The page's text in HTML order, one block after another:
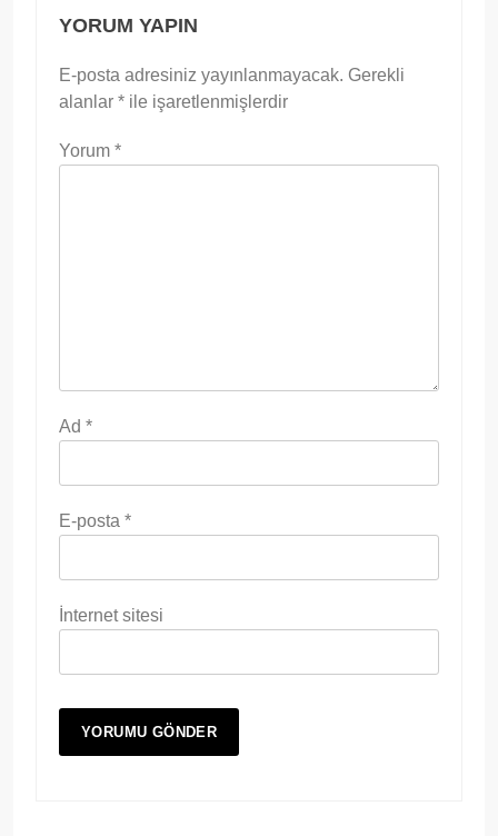
YORUM YAPIN
E-posta adresiniz yayınlanmayacak. Gerekli
alanlar * ile işaretlenmişlerdir
Yorum *
Ad *
E-posta *
İnternet sitesi